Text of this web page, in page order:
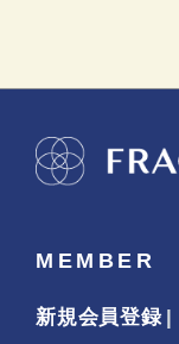
MEMBER
新規会員登録